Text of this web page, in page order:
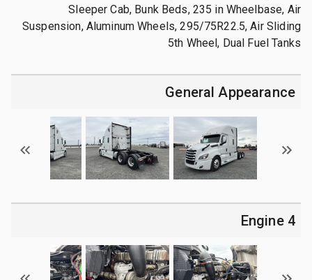
Sleeper Cab, Bunk Beds, 235 in Wheelbase, Air
Suspension, Aluminum Wheels, 295/75R22.5, Air Sliding
5th Wheel, Dual Fuel Tanks
General Appearance
4 Engine